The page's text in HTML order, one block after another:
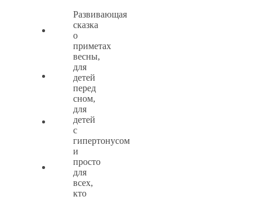
Развивающая
сказка
о
приметах
весны,
для
детей
перед
сном,
для
детей
с
гипертонусом
и
просто
для
всех,
кто